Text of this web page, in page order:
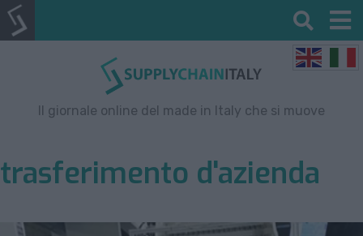
Il giornale online del made in Italy che si muove
trasferimento d'azienda